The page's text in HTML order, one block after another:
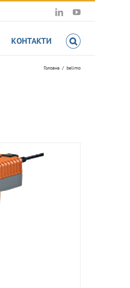
LinkedInYouTube
КОНТАКТИ
Головна belimo